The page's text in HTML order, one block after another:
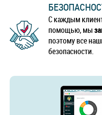
С каждым
помощью, мы
поэтому все
безопасности.